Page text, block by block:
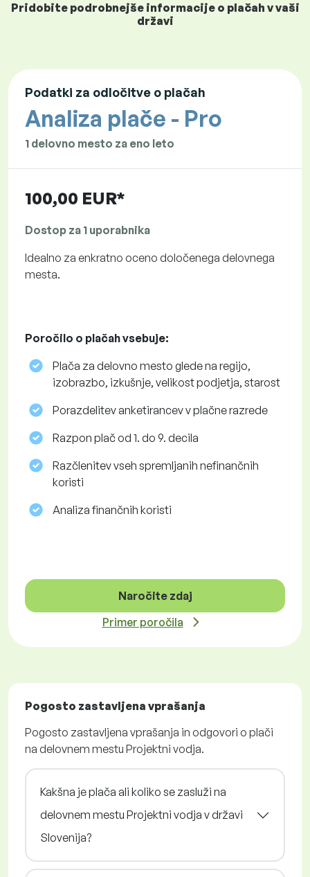
Pridobite podrobnejše informacije o plačah v vaši
državi
Podatki za odločitve o plačah
Analiza plače - Pro
1 delovno mesto za eno leto
100,00 EUR*
Dostop za 1 uporabnika
Idealno za enkratno oceno določenega delovnega
mesta.
Poročilo o plačah vsebuje:
Plača za delovno mesto glede na regijo,
izobrazbo, izkušnje, velikost podjetja, starost
Porazdelitev anketirancev v plačne razrede
Razpon plač od 1. do 9. decila
Razčlenitev vseh spremljanih nefinančnih
koristi
Analiza finančnih koristi
Naročite zdaj
Primer poročila
Pogosto zastavljena vprašanja
Pogosto zastavljena vprašanja in odgovori o plači
na delovnem mestu Projektni vodja.
Kakšna je plača ali koliko se zasluži na
delovnem mestu Projektni vodja v državi
Slovenija?